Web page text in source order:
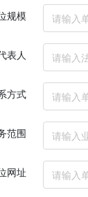
规模
表人
方式
范围
网址